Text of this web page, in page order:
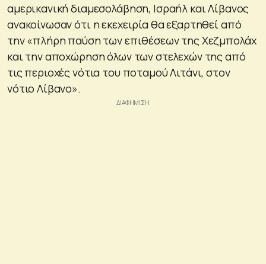
αμερικανική διαμεσολάβηση, Ισραήλ και Λίβανος
ανακοίνωσαν ότι η εκεχειρία θα εξαρτηθεί από
την «πλήρη παύση των επιθέσεων της Χεζμπολάχ
και την αποχώρηση όλων των στελεχών της από
τις περιοχές νότια του ποταμού Λιτάνι, στον
νότιο Λίβανο».